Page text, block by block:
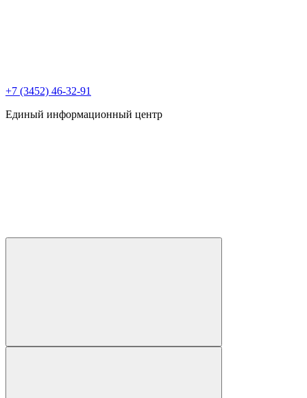
+7 (3452) 46-32-91
Единый информационный центр